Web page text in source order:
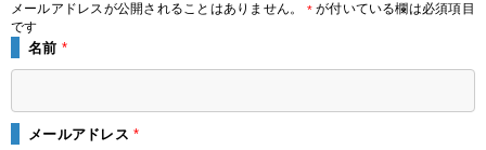
メールアドレスが公開されることはありません。 *が付いている欄は必須項目
です
名前 *
メールアドレス*